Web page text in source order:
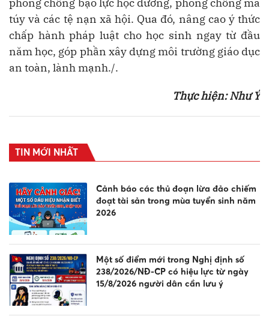
phòng chống bạo lực học đường, phòng chống ma
túy và các tệ nạn xã hội. Qua đó, nâng cao ý thức
chấp hành pháp luật cho học sinh ngay từ đầu
năm học, góp phần xây dựng môi trường giáo dục
an toàn, lành mạnh./.
Thực hiện:Như Ý
TIN MỚI NHẤT
Cảnh báo các thủ đoạn lừa đảo chiếm
đoạt tài sản trong mùa tuyển sinh năm
2026
Một số điểm mới trong Nghị định số
238/2026/NĐ-CP có hiệu lực từ ngày
15/8/2026 người dân cần lưu ý